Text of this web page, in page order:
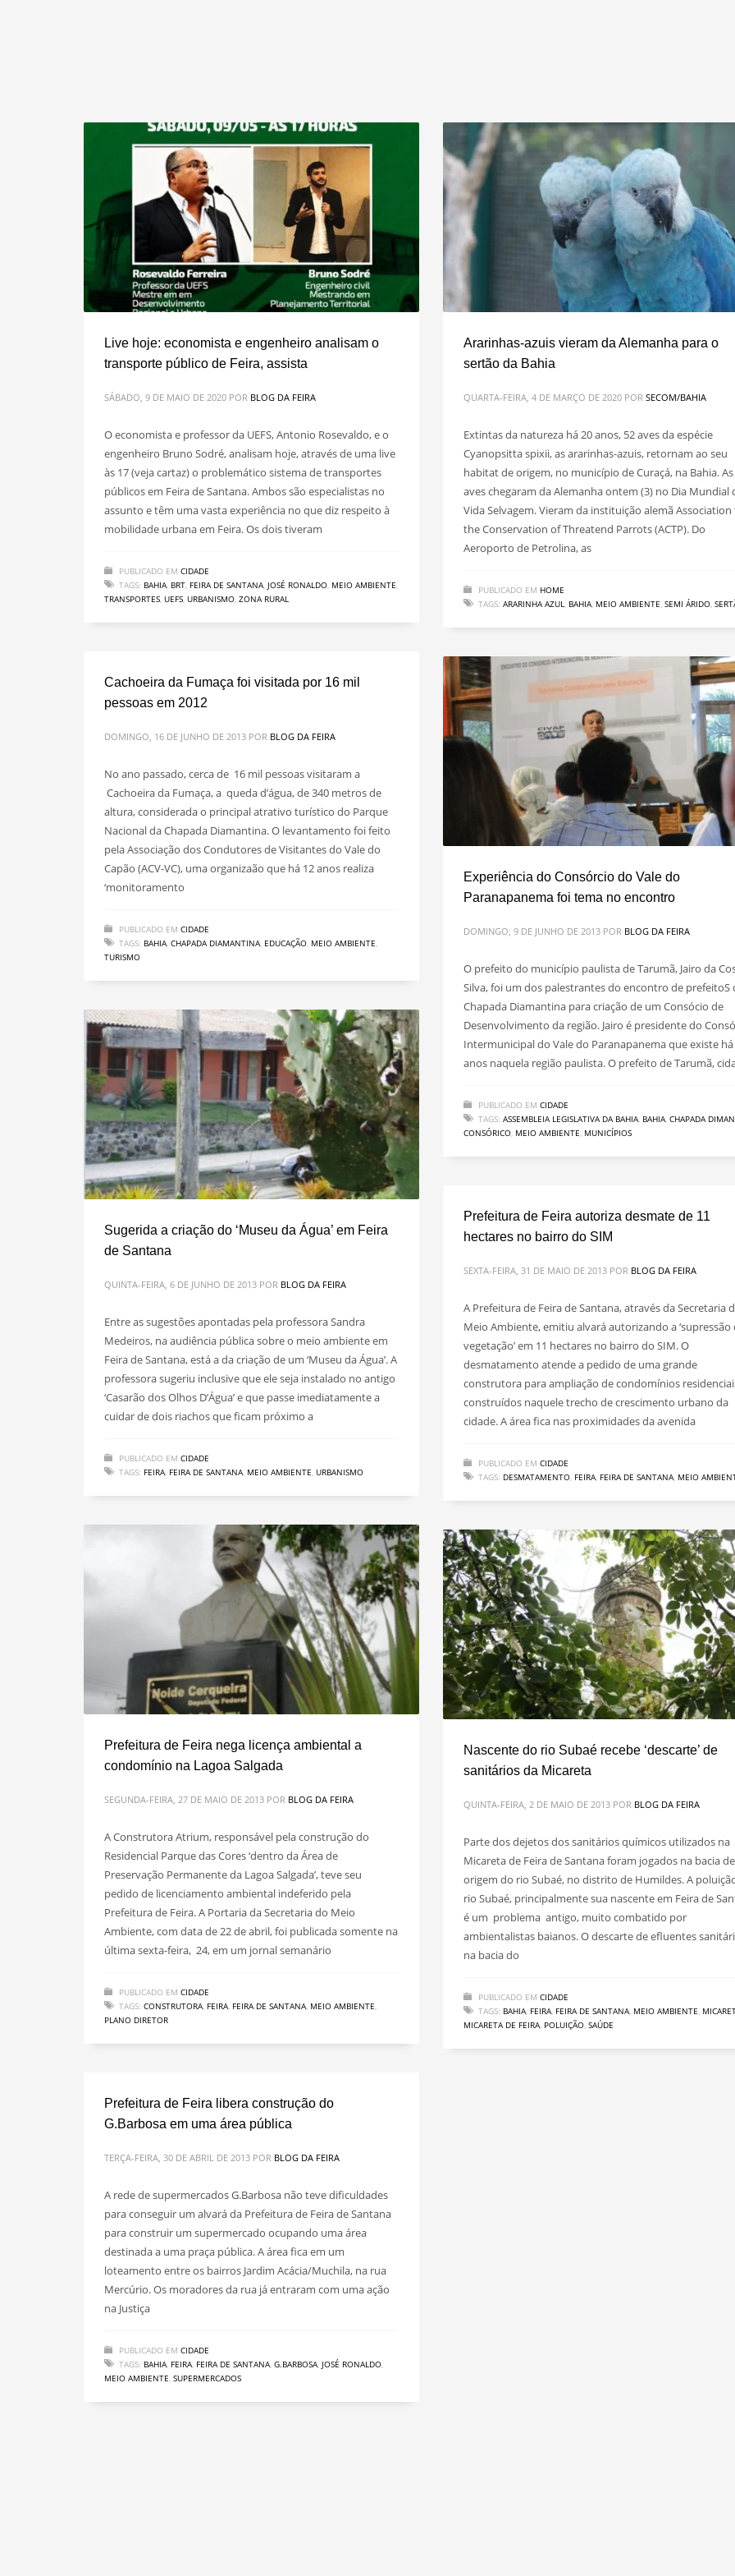
Live hoje: economista e engenheiro analisam o
transporte público de Feira, assista
SÁBADO, 9 DE MAIO DE 2020 POR BLOG DA FEIRA
O economista e professor da UEFS, Antonio Rosevaldo, e o
engenheiro Bruno Sodré, analisam hoje, através de uma live
às 17 (veja cartaz) o problemático sistema de transportes
públicos em Feira de Santana. Ambos são especialistas no
assunto e têm uma vasta experiência no que diz respeito à
mobilidade urbana em Feira. Os dois tiveram
PUBLICADO EM CIDADE
TAGS: BAHIA, BRT, FEIRA DE SANTANA, JOSÉ RONALDO, MEIO AMBIENTE,
TRANSPORTES, UEFS, URBANISMO, ZONA RURAL
Ararinhas-azuis vieram da Alemanha para o
sertão da Bahia
QUARTA-FEIRA, 4 DE MARÇO DE 2020 POR SECOM/BAHIA
Extintas da natureza há 20 anos, 52 aves da espécie
Cyanopsitta spixii, as ararinhas-azuis, retornam ao seu
habitat de origem, no município de Curaçá, na Bahia. As
aves chegaram da Alemanha ontem (3) no Dia Mundial
Vida Selvagem. Vieram da instituição alemã
the Conservation of Threatend Parrots (ACTP). Do
Aeroporto de Petrolina, as
PUBLICADO EM HOME
TAGS: ARARINHA AZUL, BAHIA, MEIO AMBIENTE, SEMI ÁRIDO,
Cachoeira da Fumaça foi visitada por 16 mil
pessoas em 2012
DOMINGO, 16 DE JUNHO DE 2013 POR BLOG DA FEIRA
No ano passado, cerca de 16 mil pessoas visitaram a
Cachoeira da Fumaça, a queda d’água, de 340 metros de
altura, considerada o principal atrativo turístico do Parque
Nacional da Chapada Diamantina. O levantamento foi feito
pela Associação dos Condutores de Visitantes do Vale do
Capão (ACV-VC), uma organizaão que há 12 anos realiza
‘monitoramento
PUBLICADO EM CIDADE
TAGS: BAHIA, CHAPADA DIAMANTINA, EDUCAÇÃO, MEIO AMBIENTE,
TURISMO
Experiência do Consórcio do Vale do
Paranapanema foi tema no encontro
DOMINGO, 9 DE JUNHO DE 2013 POR BLOG DA FEIRA
O prefeito do município paulista de Tarumã, Jairo da
Silva, foi um dos palestrantes do encontro de prefeitoS
Chapada Diamantina para criação de um Consócio de
Desenvolvimento da região. Jairo é presidente do
Intermunicipal do Vale do Paranapanema que existe há
anos naquela região paulista. O prefeito de Tarumã,
PUBLICADO EM CIDADE
TAGS: ASSEMBLEIA LEGISLATIVA DA BAHIA, BAHIA, CHAPADA
CONSÓRICO, MEIO AMBIENTE, MUNICÍPIOS
Sugerida a criação do ‘Museu da Água’ em Feira
de Santana
QUINTA-FEIRA, 6 DE JUNHO DE 2013 POR BLOG DA FEIRA
Entre as sugestões apontadas pela professora Sandra
Medeiros, na audiência pública sobre o meio ambiente em
Feira de Santana, está a da criação de um ‘Museu da Água’. A
professora sugeriu inclusive que ele seja instalado no antigo
‘Casarão dos Olhos D’Água’ e que passe imediatamente a
cuidar de dois riachos que ficam próximo a
PUBLICADO EM CIDADE
TAGS: FEIRA, FEIRA DE SANTANA, MEIO AMBIENTE, URBANISMO
Prefeitura de Feira autoriza desmate de 11
hectares no bairro do SIM
SEXTA-FEIRA, 31 DE MAIO DE 2013 POR BLOG DA FEIRA
A Prefeitura de Feira de Santana, através da Secretaria
Meio Ambiente, emitiu alvará autorizando a ‘supressão
vegetação’ em 11 hectares no bairro do SIM. O
desmatamento atende a pedido de uma grande
construtora para ampliação de condomínios
construídos naquele trecho de crescimento urbano da
cidade. A área fica nas proximidades da avenida
PUBLICADO EM CIDADE
TAGS: DESMATAMENTO, FEIRA, FEIRA DE SANTANA, MEIO
Prefeitura de Feira nega licença ambiental a
condomínio na Lagoa Salgada
SEGUNDA-FEIRA, 27 DE MAIO DE 2013 POR BLOG DA FEIRA
A Construtora Atrium, responsável pela construção do
Residencial Parque das Cores ‘dentro da Área de
Preservação Permanente da Lagoa Salgada’, teve seu
pedido de licenciamento ambiental indeferido pela
Prefeitura de Feira. A Portaria da Secretaria do Meio
Ambiente, com data de 22 de abril, foi publicada somente na
última sexta-feira, 24, em um jornal semanário
PUBLICADO EM CIDADE
TAGS: CONSTRUTORA, FEIRA, FEIRA DE SANTANA, MEIO AMBIENTE,
PLANO DIRETOR
Nascente do rio Subaé recebe ‘descarte’ de
sanitários da Micareta
QUINTA-FEIRA, 2 DE MAIO DE 2013 POR BLOG DA FEIRA
Parte dos dejetos dos sanitários químicos utilizados na
Micareta de Feira de Santana foram jogados na bacia de
origem do rio Subaé, no distrito de Humildes. A
rio Subaé, principalmente sua nascente em Feira de
é um problema antigo, muito combatido por
ambientalistas baianos. O descarte de efluentes
na bacia do
PUBLICADO EM CIDADE
TAGS: BAHIA, FEIRA, FEIRA DE SANTANA, MEIO AMBIENTE,
MICARETA DE FEIRA, POLUIÇÃO, SAÚDE
Prefeitura de Feira libera construção do
G.Barbosa em uma área pública
TERÇA-FEIRA, 30 DE ABRIL DE 2013 POR BLOG DA FEIRA
A rede de supermercados G.Barbosa não teve dificuldades
para conseguir um alvará da Prefeitura de Feira de Santana
para construir um supermercado ocupando uma área
destinada a uma praça pública. A área fica em um
loteamento entre os bairros Jardim Acácia/Muchila, na rua
Mercúrio. Os moradores da rua já entraram com uma ação
na Justiça
PUBLICADO EM CIDADE
TAGS: BAHIA, FEIRA, FEIRA DE SANTANA, G.BARBOSA, JOSÉ RONALDO,
MEIO AMBIENTE, SUPERMERCADOS